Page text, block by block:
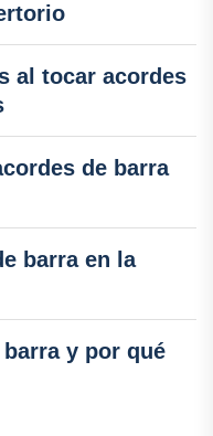
al tocar acordes
de barra
barra en la
y por qué